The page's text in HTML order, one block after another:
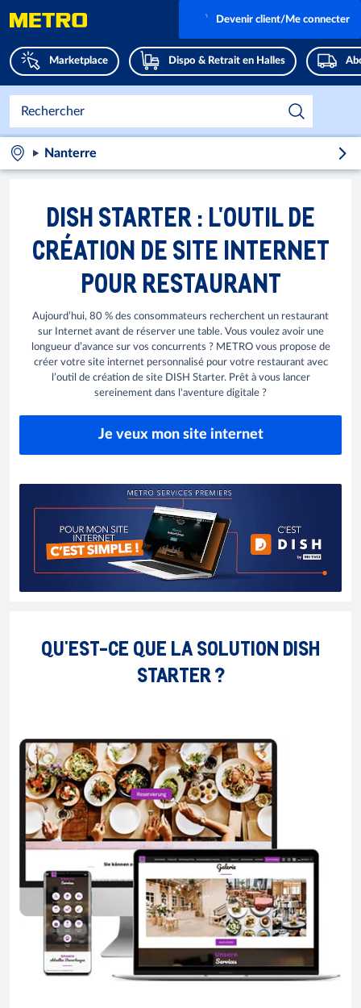
Marketplace Dispo & Retrait en Halles
Devenir client/Me connecter
Nanterre
DISH STARTER : L'OUTIL DE
CRÉATION DE SITE INTERNET
POUR RESTAURANT
Aujourd’hui, 80 % des consommateurs recherchent un restaurant
sur Internet avant de réserver une table. Vous voulez avoir une
longueur d’avance sur vos concurrents ? METRO vous propose de
créer votre site internet personnalisé pour votre restaurant avec
l’outil de création de site DISH Starter. Prêt à vous lancer
sereinement dans l'aventure digitale ?
Je veux mon site internet
QU'EST-CE QUE LA SOLUTION DISH
STARTER ?